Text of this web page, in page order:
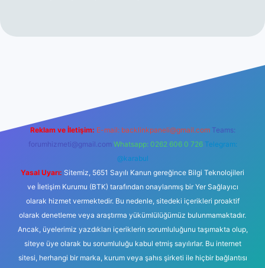
Reklam ve İletişim: E-mail: backlinkpaneli@gmail.com Teams:
forumhizmeti@gmail.com Whatsapp: 0262 606 0 726 Telegram:
@karabul
Yasal Uyarı: Sitemiz, 5651 Sayılı Kanun gereğince Bilgi Teknolojileri
ve İletişim Kurumu (BTK) tarafından onaylanmış bir Yer Sağlayıcı
olarak hizmet vermektedir. Bu nedenle, sitedeki içerikleri proaktif
olarak denetleme veya araştırma yükümlülüğümüz bulunmamaktadır.
Ancak, üyelerimiz yazdıkları içeriklerin sorumluluğunu taşımakta olup,
siteye üye olarak bu sorumluluğu kabul etmiş sayılırlar. Bu internet
sitesi, herhangi bir marka, kurum veya şahıs şirketi ile hiçbir bağlantısı